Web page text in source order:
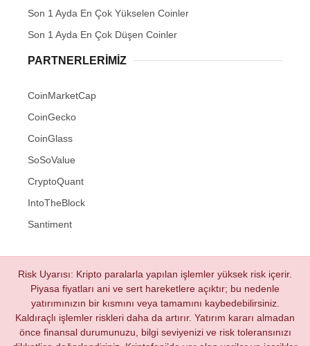
Son 1 Ayda En Çok Yükselen Coinler
Son 1 Ayda En Çok Düşen Coinler
PARTNERLERIMIZ
CoinMarketCap
CoinGecko
CoinGlass
SoSoValue
CryptoQuant
IntoTheBlock
Santiment
Risk Uyarısı: Kripto paralarla yapılan işlemler yüksek risk içerir.
Piyasa fiyatları ani ve sert hareketlere açıktır; bu nedenle
yatırımınızın bir kısmını veya tamamını kaybedebilirsiniz.
Kaldıraçlı işlemler riskleri daha da artırır. Yatırım kararı almadan
önce finansal durumunuzu, bilgi seviyenizi ve risk toleransınızı